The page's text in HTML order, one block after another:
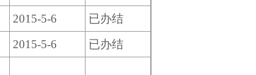
2015-5-6
已办结
2015-5-6 已办结